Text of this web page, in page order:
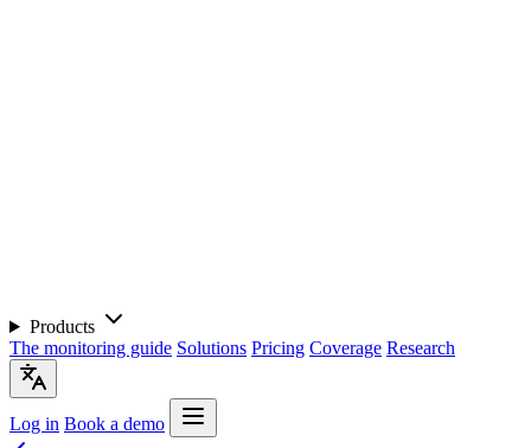
Products
The monitoring guide Solutions Pricing Coverage Research
Log in Book a demo